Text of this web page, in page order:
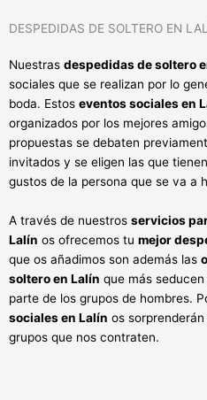
DESPEDIDAS DE SOLTERO EN
Nuestras despedidas de soltero
sociales que se realizan por lo
boda. Estos eventos sociales en
organizados por los mejores
propuestas se debaten
invitados y se eligen las que
gustos de la persona que se va a
A través de nuestros servicios
Lalín os ofrecemos tu mejor
que os añadimos son además las
soltero en Lalín que más
parte de los grupos de hombres.
sociales en Lalín os
grupos que nos contraten.